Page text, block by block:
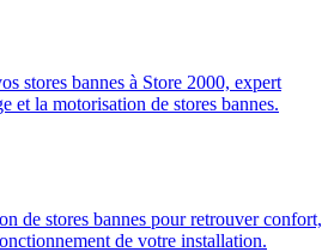
stores bannes à Store 2000, expert
et la motorisation de stores bannes.
de stores bannes pour retrouver confort,
de votre installation.